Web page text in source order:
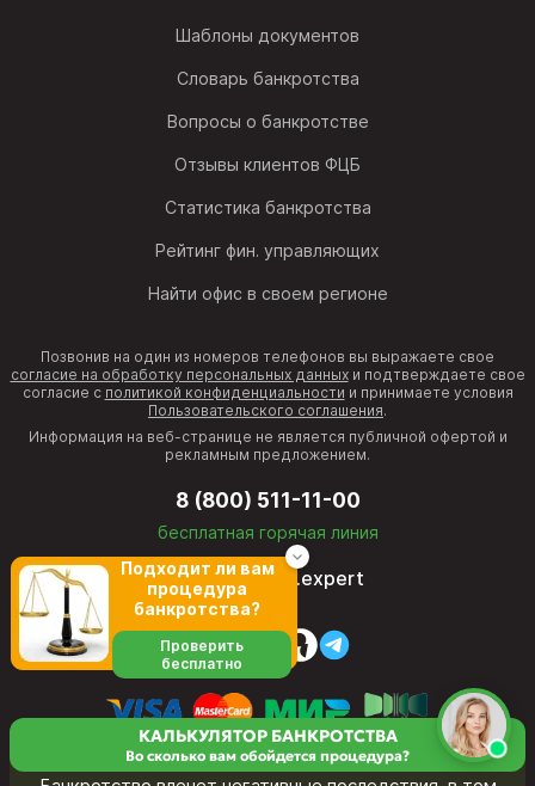
Шаблоны документов
Словарь банкротства
Вопросы о банкротстве
Отзывы клиентов ФЦБ
Статистика банкротства
Рейтинг фин. управляющих
Найти офис в своем регионе
Позвонив на один из номеров телефонов вы выражаете свое
согласие на обработку персональных данныхи подтверждаете свое
согласие с политикой конфиденциальности и принимаете условия
Пользовательского соглашения.
Информация на веб-странице не является публичной офертой и
рекламным предложением.
8 (800) 511-11-00
бесплатная горячая линия
director@fcb.expert
КАЛЬКУЛЯТОР БАНКРОТСТВА
Во сколько вам обойдется процедура?
Подходит ли вам
процедура
банкротства?
Проверить
бесплатно